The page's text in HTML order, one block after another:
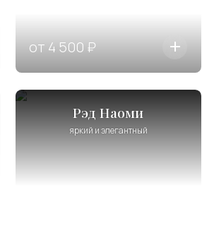
от 4 500 ₽
Рэд Наоми
яркий и элегантный